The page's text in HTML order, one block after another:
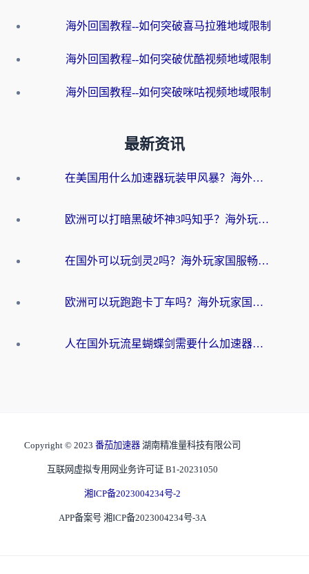
海外回国教程--如何突破喜马拉雅地域限制
海外回国教程--如何突破优酷视频地域限制
海外回国教程--如何突破咪咕视频地域限制
最新资讯
在美国用什么加速器玩装甲风暴？海外玩家亲测有效的国服游戏加速指南
欧洲可以打暗黑破坏神3吗知乎？海外玩家国服游戏加速终极指南
在国外可以玩剑灵2吗？海外玩家国服畅玩终极指南（附永恒之塔明日方舟加速方案）
欧洲可以玩跑跑卡丁车吗？海外玩家国服游戏畅玩终极指南（附QQ炫舞剑网3解决方案）
人在国外玩流星蝴蝶剑需要什么加速器？老玩家亲测的终极解决方案
Copyright © 2023 番茄加速器 湖南精准量科技有限公司
互联网虚拟专用网业务许可证 B1-20231050
湘ICP备2023004234号-2
APP备案号 湘ICP备2023004234号-3A